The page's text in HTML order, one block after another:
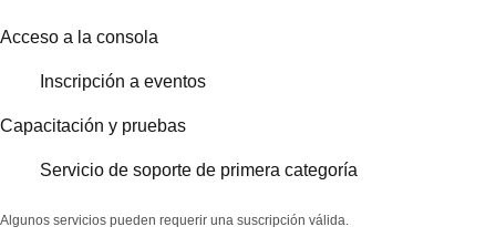
Acceso a la consola
Inscripción a eventos
Capacitación y pruebas
Servicio de soporte de primera categoría
Algunos servicios pueden requerir una suscripción válida.